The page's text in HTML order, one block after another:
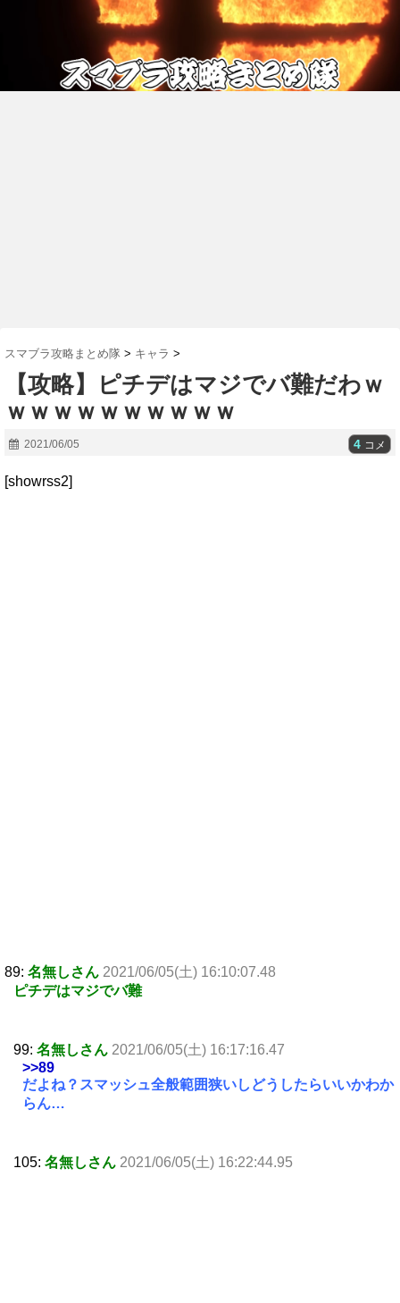
スマブラ攻略まとめ隊 > キャラ >
【攻略】ピチデはマジでバ難だわｗ
ｗｗｗｗｗｗｗｗｗｗ
2021/06/05 4 コメ
[showrss2]
89: 名無しさん 2021/06/05(土) 16:10:07.48
ピチデはマジでバ難
99: 名無しさん 2021/06/05(土) 16:17:16.47
>>89
だよね？スマッシュ全般範囲狭いしどうしたらいいかわか
らん…
105: 名無しさん 2021/06/05(土) 16:22:44.95